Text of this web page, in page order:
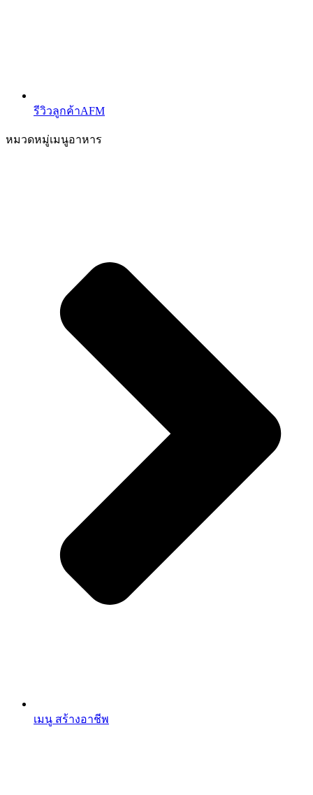
รีวิวลูกค้าAFM
หมวดหมู่เมนูอาหาร
เมนู สร้างอาชีพ